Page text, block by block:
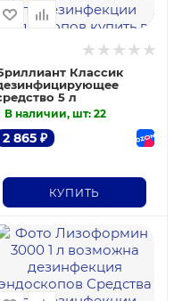
Классик
5 л
В наличии, шт: 22
2 865₽
КУПИТЬ